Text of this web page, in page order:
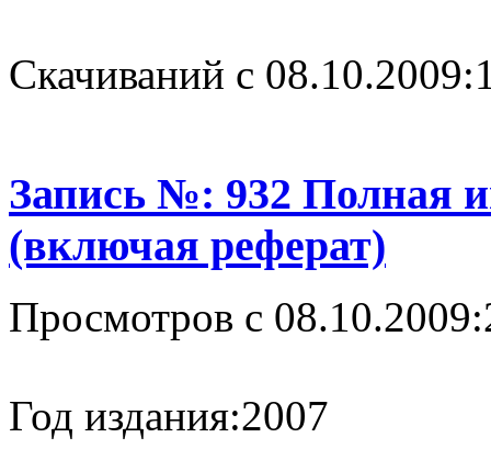
Cкачиваний с 08.10.2009:
Запись №: 932 Полная
(включая реферат)
Просмотров с 08.10.2009:
Год издания:2007